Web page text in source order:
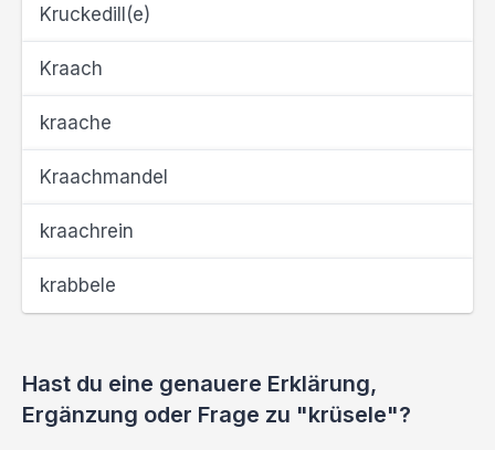
Kruckedill(e)
Kraach
kraache
Kraachmandel
kraachrein
krabbele
Hast du eine genauere Erklärung,
Ergänzung oder Frage zu "krüsele"?